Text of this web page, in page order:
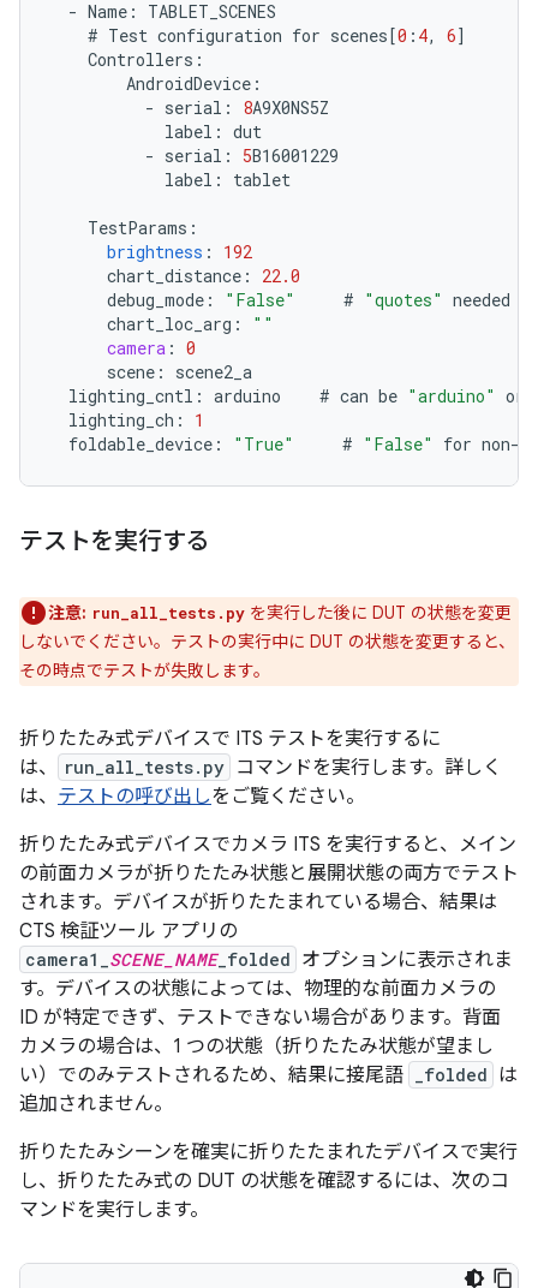
- Name :
TABLET_SCENES
# Test configuration for scenes[0 : 4, 6]
Controllers :
AndroidDevice :
- serial : 8A9X0NS5Z
label : dut
- serial : 5B16001229
label : tablet
TestParams :
brightness :
192
chart_distance :
22.0
debug_mode : "False" # "quotes" needed
chart_loc_arg :
""
camera : 0
scene :
scene2_a
lighting_cntl : arduino # can be "arduino" or
lighting_ch :
1
foldable_device : "True" # "False" for non-
テストを実行する
注意: run_all_tests.py を実行した後に DUT の状態を変更
しないでください。テストの実行中に DUT の状態を変更すると、
その時点でテストが失敗します。
折りたたみ式デバイスで ITS テストを実行するに
は、
run_all_tests.py コマンドを実行します。詳しく
は、 テストの呼び出しをご覧ください。
折りたたみ式デバイスでカメラ ITS を実行すると、メイン
の前面カメラが折りたたみ状態と展開状態の両方でテスト
されます。デバイスが折りたたまれている場合、結果は
CTS 検証ツール アプリの
camera1_ SCENE_NAME_folded オプションに表示されま
す。デバイスの状態によっては、物理的な前面カメラの
ID が特定できず、テストできない場合があります。背面
カメラの場合は、1 つの状態（折りたたみ状態が望まし
い）でのみテストされるため、結果に接尾語
_folded は
追加されません。
折りたたみシーンを確実に折りたたまれたデバイスで実行
し、折りたたみ式の DUT の状態を確認するには、次のコ
マンドを実行します。